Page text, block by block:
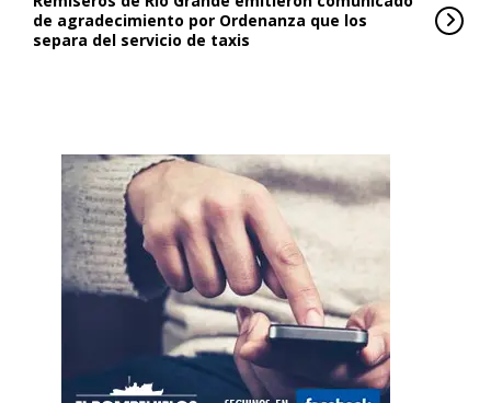
de agradecimiento por Ordenanza que los
separa del servicio de taxis